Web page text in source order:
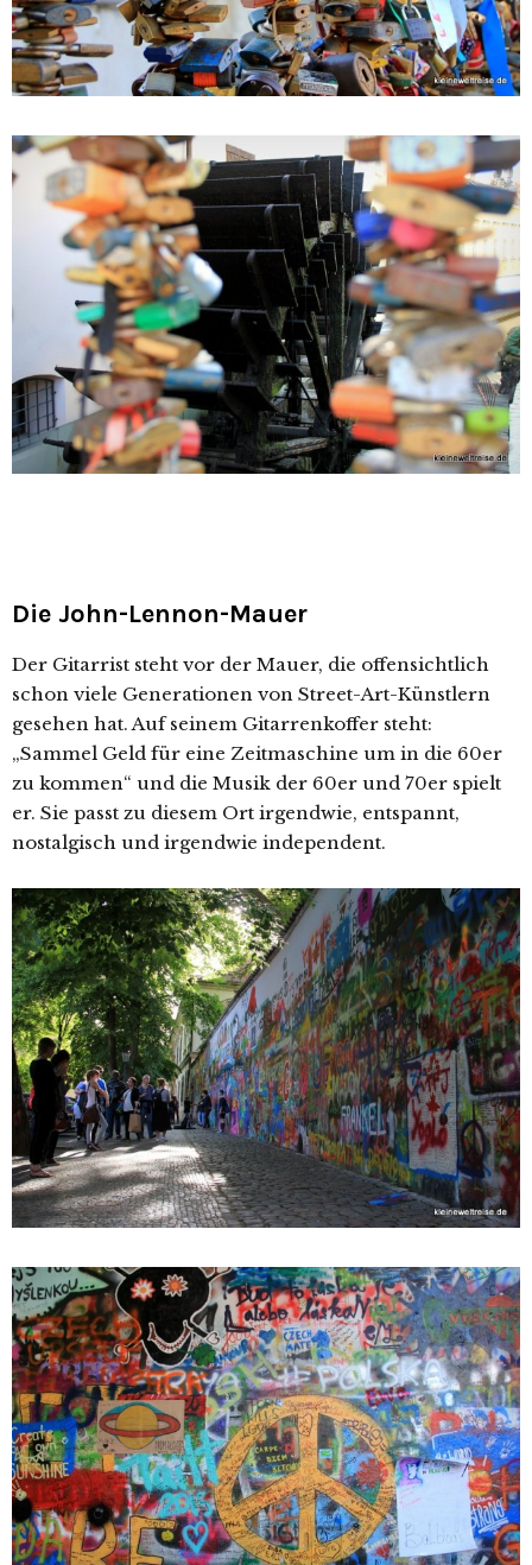
Die John-Lennon-Mauer
Der Gitarrist steht vor der Mauer, die offensichtlich
schon viele Generationen von Street-Art-Künstlern
gesehen hat. Auf seinem Gitarrenkoffer steht:
„Sammel Geld für eine Zeitmaschine um in die 60er
zu kommen“ und die Musik der 60er und 70er spielt
er. Sie passt zu diesem Ort irgendwie, entspannt,
nostalgisch und irgendwie independent.